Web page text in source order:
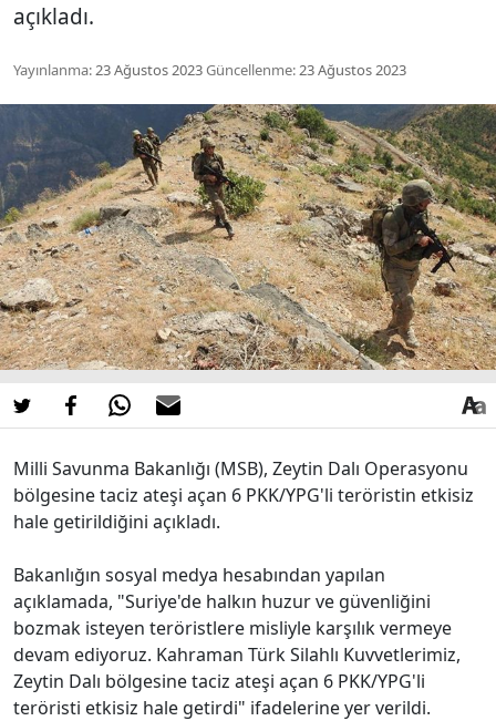
açıkladı.
Yayınlanma:23 Ağustos 2023Güncellenme:23 Ağustos 2023
Milli Savunma Bakanlığı (MSB), Zeytin Dalı Operasyonu
bölgesine taciz ateşi açan 6 PKK/YPG'li teröristin etkisiz
hale getirildiğini açıkladı.
Bakanlığın sosyal medya hesabından yapılan
açıklamada, "Suriye'de halkın huzur ve güvenliğini
bozmak isteyen teröristlere misliyle karşılık vermeye
devam ediyoruz. Kahraman Türk Silahlı Kuvvetlerimiz,
Zeytin Dalı bölgesine taciz ateşi açan 6 PKK/YPG'li
teröristi etkisiz hale getirdi" ifadelerine yer verildi.